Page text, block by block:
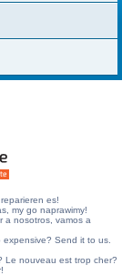
es!
my go naprawimy!
a nosotros, vamos a
Send it to us.
Le nouveau est trop cher?